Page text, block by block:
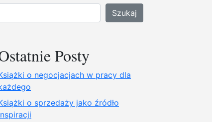
Szukaj
Posty
o negocjacjach w pracy dla
o sprzedaży jako źródło